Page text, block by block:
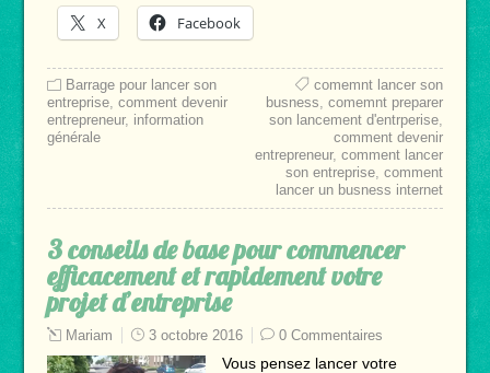
X Facebook
Barrage pour lancer son
entreprise, comment devenir
entrepreneur, information
générale
comemnt lancer son
busness,comemnt preparer
son lancement d'entrperise,
comment devenir
entrepreneur,comment lancer
son entreprise,comment
lancer un busness internet
3 conseils de base pour commencer
efficacement et rapidement votre
projet d’entreprise
Mariam 3 octobre 2016 0 Commentaires
Vous pensez lancer votre